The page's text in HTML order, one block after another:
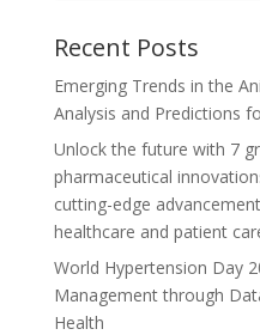
Recent Posts
Emerging Trends in the
Analysis and Predictions
Unlock the future with 7
pharmaceutical
cutting-edge
healthcare and patient
World Hypertension Day
Management through
Health